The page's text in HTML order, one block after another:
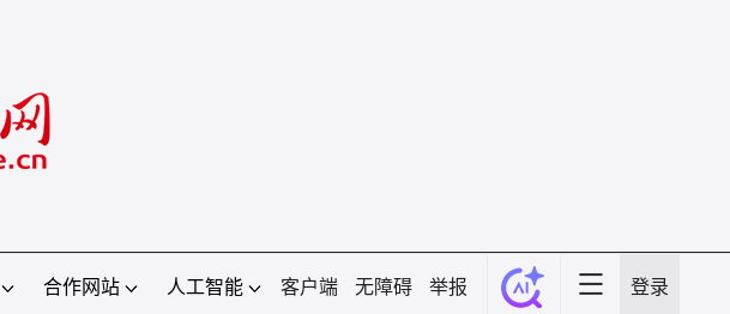
合作网站 人工智能 客户端 无障碍 举报 登录